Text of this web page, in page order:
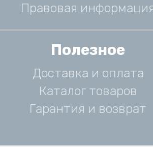
Правовая
Полезное
Доставка и оплата
Каталог товаров
Гарантия и возврат